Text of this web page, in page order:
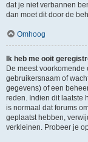
dat je niet verbannen
dan moet dit door de
Omhoog
Ik heb me ooit
De meest
gebruikersnaam of
gegevens) of een
reden. Indien dit laatste
is normaal dat forums
geplaatst hebben,
verkleinen. Probeer je